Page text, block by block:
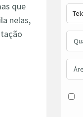
que
nelas,